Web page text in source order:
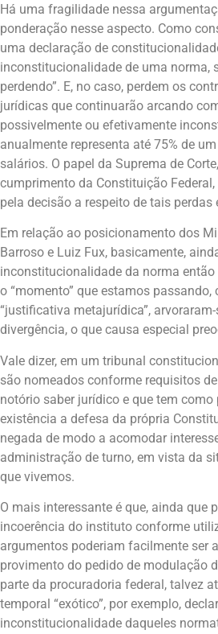
Há uma fragilidade nessa
ponderação nesse aspecto. Como
uma declaração de
inconstitucionalidade de uma norma,
perdendo”. E, no caso, perdem os
jurídicas que continuarão arcando
possivelmente ou efetivamente
anualmente representa até 75% de
salários. O papel da Suprema de
cumprimento da Constituição
pela decisão a respeito de tais perdas
Em relação ao posicionamento dos
Barroso e Luiz Fux, basicamente,
inconstitucionalidade da norma
o “momento” que estamos
“justificativa metajurídica”,
divergência, o que causa especial
Vale dizer, em um tribunal
são nomeados conforme requisitos
notório saber jurídico e que tem como
existência a defesa da própria
negada de modo a acomodar
administração de turno, em vista da
que vivemos.
O mais interessante é que, ainda que
incoerência do instituto conforme
argumentos poderiam facilmente ser
provimento do pedido de modulação
parte da procuradoria federal, talvez
temporal “exótico”, por exemplo,
inconstitucionalidade daqueles